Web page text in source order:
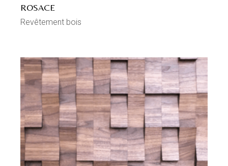
ROSACE
Revêtement bois